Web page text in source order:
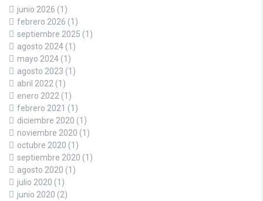
junio 2026 (1)
febrero 2026 (1)
septiembre 2025 (1)
agosto 2024 (1)
mayo 2024 (1)
agosto 2023 (1)
abril 2022 (1)
enero 2022 (1)
febrero 2021 (1)
diciembre 2020 (1)
noviembre 2020 (1)
octubre 2020 (1)
septiembre 2020 (1)
agosto 2020 (1)
julio 2020 (1)
junio 2020 (2)